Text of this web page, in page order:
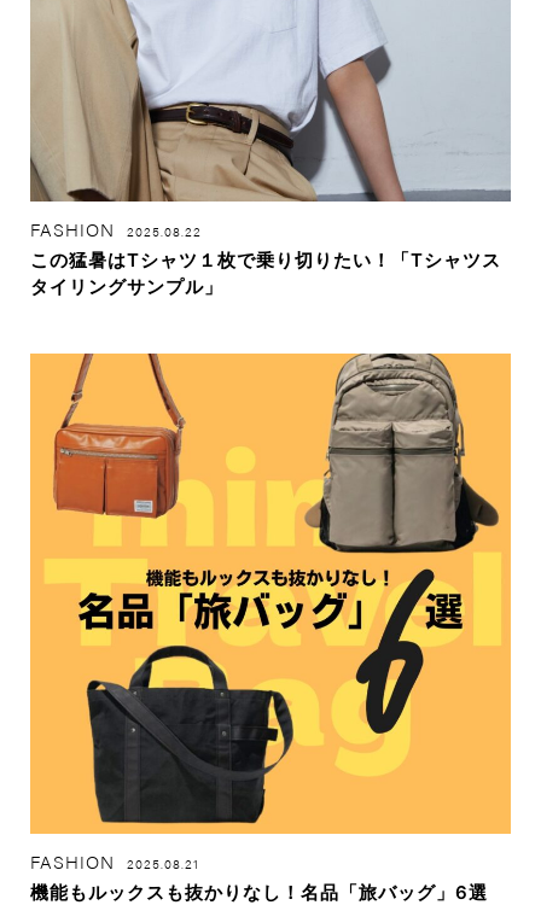
FASHION 2025.08.22
この猛暑はTシャツ１枚で乗り切りたい！「Tシャツス
タイリングサンプル」
FASHION 2025.08.21
機能もルックスも抜かりなし！名品「旅バッグ」6選